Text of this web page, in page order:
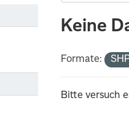
Keine
Formate:
Bitte versuch